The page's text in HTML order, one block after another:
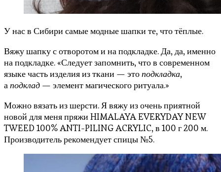
У нас в Сибири самые модные шапки те, что тёплые.
Вяжу шапку с отворотом и на подкладке. Да, да, именно
на подкладке. «Следует запомнить, что в современном
языке часть изделия из ткани — этоподкладка,
аподклад — элемент магического ритуала.»
Можно вязать из шерсти. Я вяжу из очень приятной
новой для меня пряжи HIMALAYA EVERYDAY NEW
TWEED 100% ANTI-PILING ACRYLIC, в 100 г 200 м.
Производитель рекомендует спицы №5.